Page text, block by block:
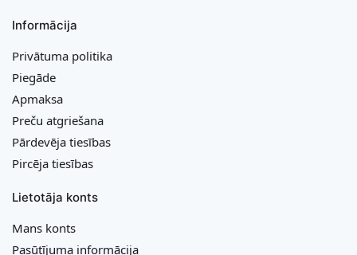
Informācija
Privātuma politika
Piegāde
Apmaksa
Preču atgriešana
Pārdevēja tiesības
Pircēja tiesības
Lietotāja konts
Mans konts
Pasūtījuma informācija